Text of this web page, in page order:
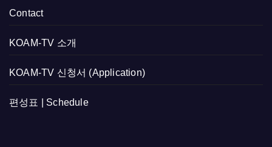
Contact
KOAM-TV 소개
KOAM-TV 신청서 (Application)
편성표 | Schedule